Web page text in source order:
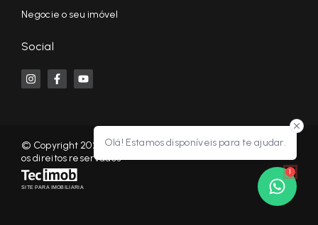
Olá! Estamos disponíveis para te ajudar.
1
Negocie o seu imóvel
Social
© Copyright 2026 - KF NEGÓCIOS IMOBILIÁRIOS RP - Todos
os direitos reservados
SITE PARA IMOBILIARIA